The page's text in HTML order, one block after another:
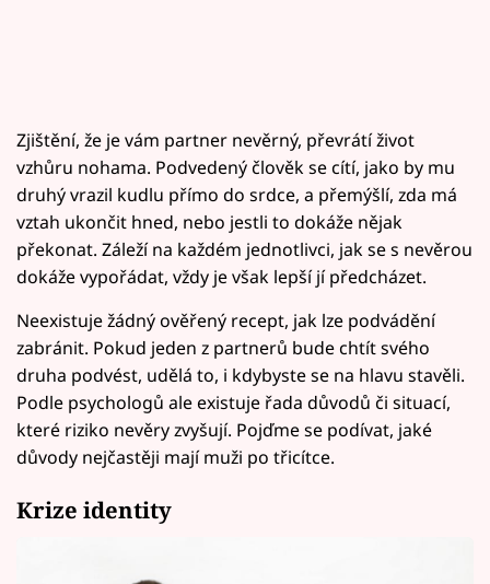
Zjištění, že je vám partner nevěrný, převrátí život
vzhůru nohama. Podvedený člověk se cítí, jako by mu
druhý vrazil kudlu přímo do srdce, a přemýšlí, zda má
vztah ukončit hned, nebo jestli to dokáže nějak
překonat. Záleží na každém jednotlivci, jak se s nevěrou
dokáže vypořádat, vždy je však lepší jí předcházet.
Neexistuje žádný ověřený recept, jak lze podvádění
zabránit. Pokud jeden z partnerů bude chtít svého
druha podvést, udělá to, i kdybyste se na hlavu stavěli.
Podle psychologů ale existuje řada důvodů či situací,
které riziko nevěry zvyšují. Pojďme se podívat, jaké
důvody nejčastěji mají muži po třicítce.
Krize identity